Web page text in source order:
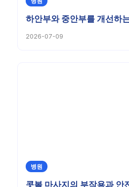
하안부와 중안부를 개선하
2026-07-09
병원
콧볼 마사지의 부작용과 안